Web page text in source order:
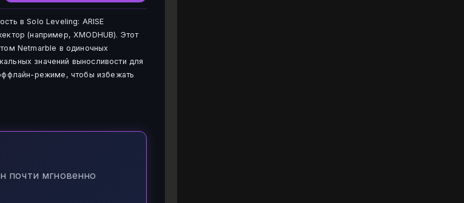
в Solo Leveling: ARISE
(например, XMODHUB). Этот
Netmarble в одиночных
значений выносливости для
режиме, чтобы избежать
почти мгновенно